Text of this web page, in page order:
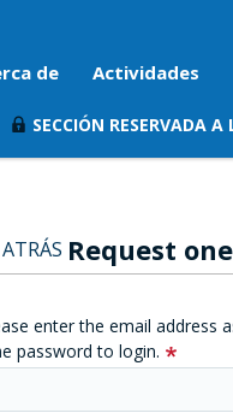
de Actividades
SECCIÓN RESERVADA A
ATRÁS Request
enter the email address
password to login.